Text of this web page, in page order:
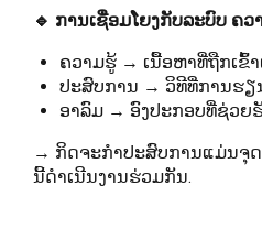
🔹 ການເຊື່ອມໂຍງກັບລະບົບ ຄ
ຄວາມຮູ້ → ເນື້ອຫາທີ່ຖືກເຂົ້າ
ປະສົບການ → ວິທີທີ່ການຮຽ
ອາລົມ → ອົງປະກອບທີ່ຊ່ວຍ
→ ກິດຈະກຳປະສົບການແມ່ນຈຸ
ນີ້ດຳເນີນງານຮ່ວມກັນ.